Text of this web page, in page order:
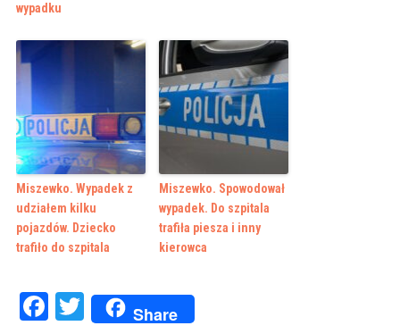
wypadku
Miszewko. Wypadek z
udziałem kilku
pojazdów. Dziecko
trafiło do szpitala
Miszewko. Spowodował
wypadek. Do szpitala
trafiła piesza i inny
kierowca
Facebook
Twitter
Share